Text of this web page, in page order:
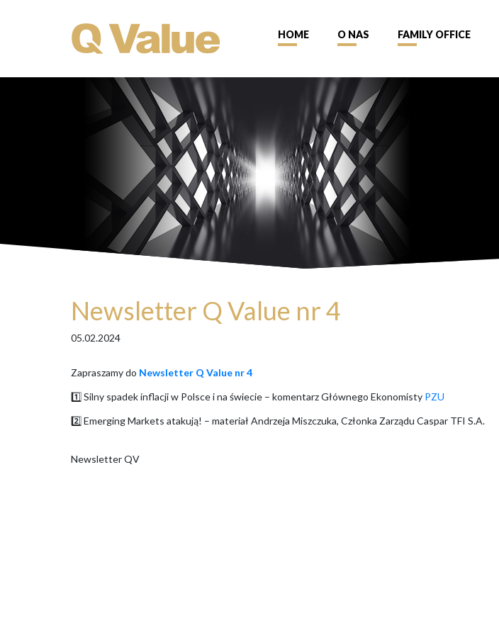
HOME O NAS FAMILY OFFICE
Newsletter Q Value nr 4
05.02.2024
Zapraszamy do Newsletter Q Value nr 4
1️⃣ Silny spadek inflacji w Polsce i na świecie – komentarz Głównego Ekonomisty PZU
2️⃣ Emerging Markets atakują! – materiał Andrzeja Miszczuka, Członka Zarządu Caspar TFI S.A.
Newsletter QV